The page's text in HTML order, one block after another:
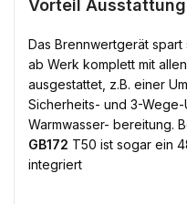
Vorteil
Das Brennwertgerät
ab Werk komplett mit
ausgestattet, z.B. einer
Sicherheits- und 3-
Warmwasser- bereitung.
GB172 T50 ist sogar ein
integriert